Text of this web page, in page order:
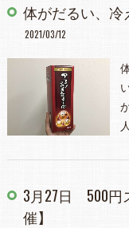
体がだるい、
2021/03/12
3月27日 500円
催】